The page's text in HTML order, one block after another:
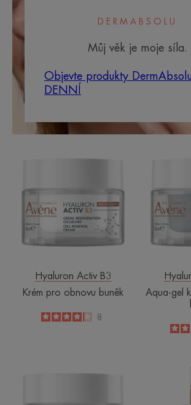
DERMABSOLU
Můj věk je moje síla.
Objevte produkty DermAbsolu
DENNÍ
Hyaluron Activ B3
Krém pro obnovu buněk
4.1
/
5
8
Aqua-gel
denní